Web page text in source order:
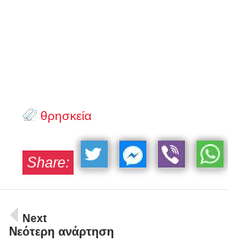
θρησκεία
Share:
Next
Νεότερη ανάρτηση